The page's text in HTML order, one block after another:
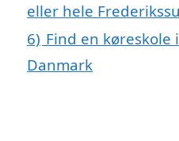
eller hele
6) Find en køreskole
Danmark